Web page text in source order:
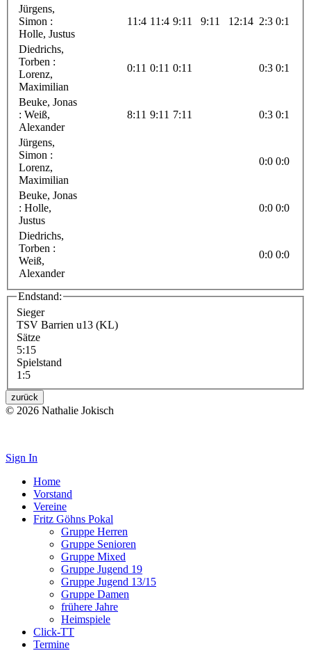
Jürgens,
Simon :
Holle, Justus
11:4 11:4 9:11 9:11 12:14 2:3 0:1
Diedrichs,
Torben :
Lorenz,
Maximilian
0:11 0:11 0:11 0:3 0:1
Beuke, Jonas
: Weiß,
Alexander
8:11 9:11 7:11 0:3 0:1
Jürgens,
Simon :
Lorenz,
Maximilian
0:0 0:0
Beuke, Jonas
: Holle,
Justus
0:0 0:0
Diedrichs,
Torben :
Weiß,
Alexander
0:0 0:0
Endstand:
Sieger
TSV Barrien u13 (KL)
Sätze
5:15
Spielstand
1:5
zurück
© 2026 Nathalie Jokisch
Sign In
Home
Vorstand
Vereine
Fritz Göhns Pokal
Gruppe Herren
Gruppe Senioren
Gruppe Mixed
Gruppe Jugend 19
Gruppe Jugend 13/15
Gruppe Damen
frühere Jahre
Heimspiele
Click-TT
Termine